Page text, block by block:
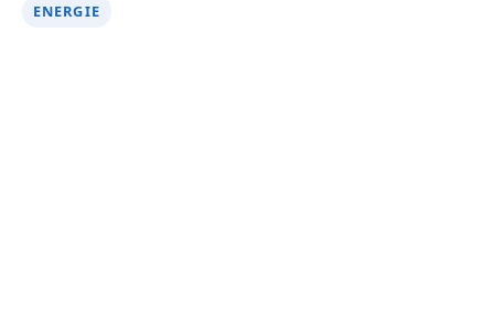
ENERGIE